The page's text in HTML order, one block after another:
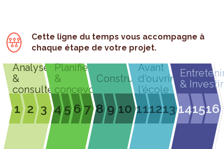
Cette ligne du temps vous accompagne à
chaque étape de votre projet.
Analyser
&
consulter
1 2 3
Planifier
&
concevoir
4 567
Construire
8 9 10
Avant
d'ouvrir
l'école
111213
& Investir
141516